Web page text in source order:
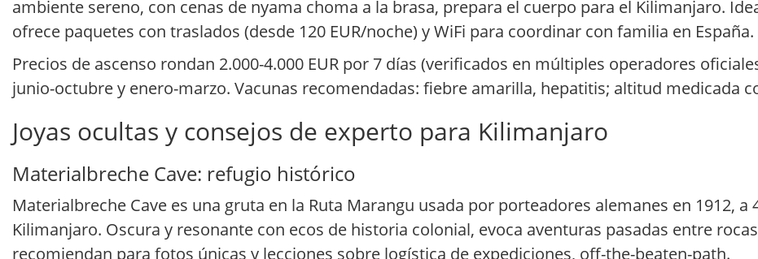
ambiente sereno, con cenas de nyama choma a la brasa, prepara el cuerpo para el Kilimanjaro.
ofrece paquetes con traslados (desde 120 EUR/noche) y WiFi para coordinar con familia en España.
Precios de ascenso rondan 2.000-4.000 EUR por 7 días (verificados en múltiples operadores
junio-octubre y enero-marzo. Vacunas recomendadas: fiebre amarilla, hepatitis; altitud medicada
Joyas ocultas y consejos de experto para Kilimanjaro
Materialbreche Cave: refugio histórico
Materialbreche Cave es una gruta en la Ruta Marangu usada por porteadores alemanes en 1912, a
Kilimanjaro. Oscura y resonante con ecos de historia colonial, evoca aventuras pasadas entre
recomiendan para fotos únicas y lecciones sobre logística de expediciones, off-the-beaten-path.